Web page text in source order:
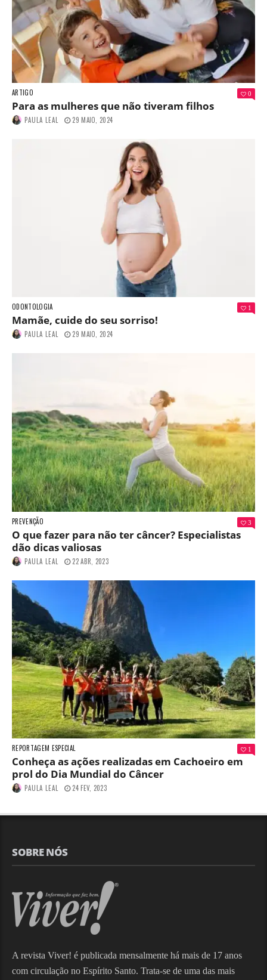
ARTIGO 0
Para as mulheres que não tiveram filhos
PAULA LEAL 29 MAIO, 2024
ODONTOLOGIA 1
Mamãe, cuide do seu sorriso!
PAULA LEAL 29 MAIO, 2024
PREVENÇÃO 3
O que fazer para não ter câncer? Especialistas
dão dicas valiosas
PAULA LEAL 22 ABR, 2023
REPORTAGEM ESPECIAL 1
Conheça as ações realizadas em Cachoeiro em
prol do Dia Mundial do Câncer
PAULA LEAL 24 FEV, 2023
SOBRE NÓS
A revista Viver! é publicada mensalmente há mais de 17 anos
com circulação no Espírito Santo. Trata-se de uma das mais